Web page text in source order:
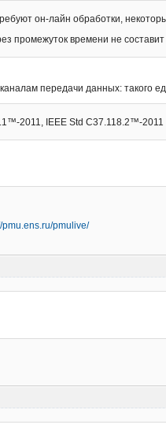
он-лайн обработки,
промежуток времени не cоставит
передачи данных: такого
2011, IEEE Std C37.118.2™-2011
pmu.ens.ru/pmulive/